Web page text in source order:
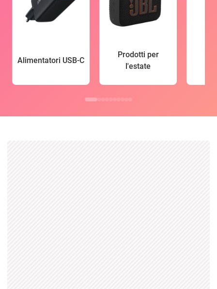
Alimentatori USB-C
Prodotti per
l'estate